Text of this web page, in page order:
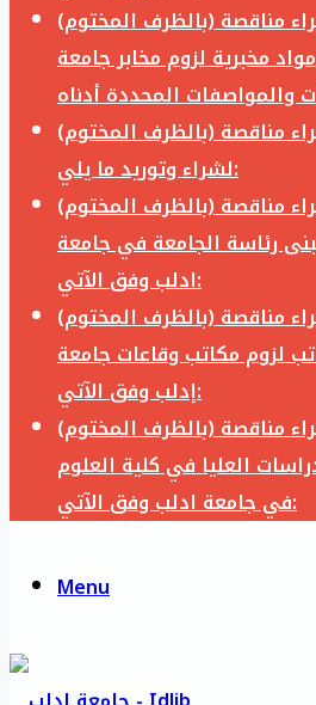
مناقصة (بالظرف المختوم)
مخبرية لزوم مخابر جامعة
مناقصة (بالظرف المختوم)
لشراء وتوريد ما يلي:
مناقصة (بالظرف المختوم)
رئاسة الجامعة في جامعة
ادلب وفق الآتي:
مناقصة (بالظرف المختوم)
لزوم مكاتب وقاعات جامعة
إدلب وفق الآتي:
مناقصة (بالظرف المختوم)
العليا في كلية العلوم
في جامعة ادلب وفق الآتي:
Menu